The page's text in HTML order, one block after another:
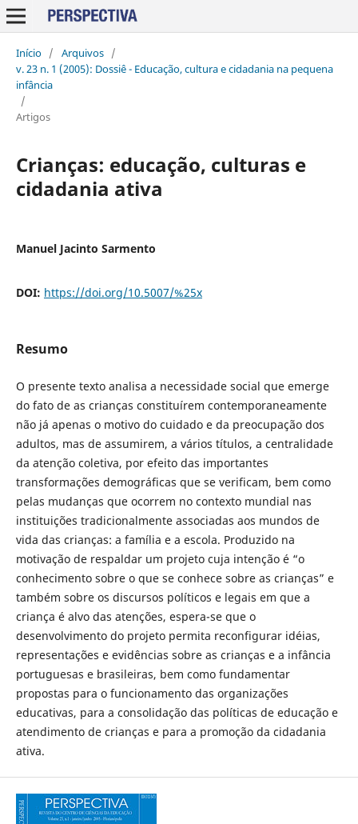
Início / Arquivos /
v. 23 n. 1 (2005): Dossiê - Educação, cultura e cidadania na pequena
infância
/
Artigos
Crianças: educação, culturas e
cidadania ativa
Manuel Jacinto Sarmento
DOI: https://doi.org/10.5007/%25x
Resumo
O presente texto analisa a necessidade social que emerge
do fato de as crianças constituírem contemporaneamente
não já apenas o motivo do cuidado e da preocupação dos
adultos, mas de assumirem, a vários títulos, a centralidade
da atenção coletiva, por efeito das importantes
transformações demográficas que se verificam, bem como
pelas mudanças que ocorrem no contexto mundial nas
instituições tradicionalmente associadas aos mundos de
vida das crianças: a família e a escola. Produzido na
motivação de respaldar um projeto cuja intenção é “o
conhecimento sobre o que se conhece sobre as crianças” e
também sobre os discursos políticos e legais em que a
criança é alvo das atenções, espera-se que o
desenvolvimento do projeto permita reconfigurar idéias,
representações e evidências sobre as crianças e a infância
portuguesas e brasileiras, bem como fundamentar
propostas para o funcionamento das organizações
educativas, para a consolidação das políticas de educação e
atendimento de crianças e para a promoção da cidadania
ativa.